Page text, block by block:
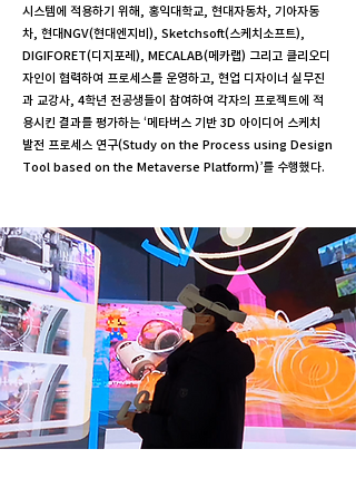
시스템에 적용하기 위해, 홍익대학교, 현대자동차, 기아자동
차, 현대NGV(현대엔지비), Sketchsoft(스케치소프트),
DIGIFORET(디지포레), MECALAB(메카랩) 그리고 클리오디
자인이 협력하여 프로세스를 운영하고, 현업 디자이너 실무진
과 교강사, 4학년 전공생들이 참여하여 각자의 프로젝트에 적
용시킨 결과를 평가하는 ‘메타버스 기반 3D 아이디어 스케치
발전 프로세스 연구(Study on the Process using Design
Tool based on the Metaverse Platform)’를 수행했다.